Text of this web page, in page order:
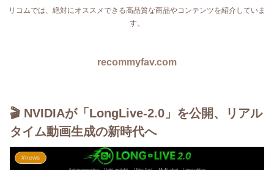
リコムでは、絶対にオススメできる高品質な商品やコンテンツを紹介していま
す。
recommyfav.com
🎬 NVIDIAが「LongLive-2.0」を公開、リアル
タイム動画生成の新時代へ
#news